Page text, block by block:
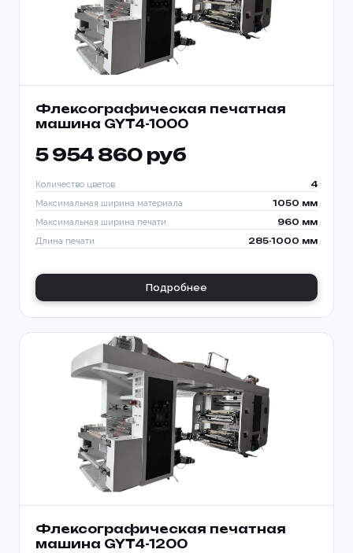
Флексографическая печатная
машина GYT4-1000
5 954 860 руб
Количество цветов 4
Максимальная ширина материала 1050 мм
Максимальная ширина печати 960 мм
Длина печати 285-1000 мм
Подробнее
Флексографическая печатная
машина GYT4-1200